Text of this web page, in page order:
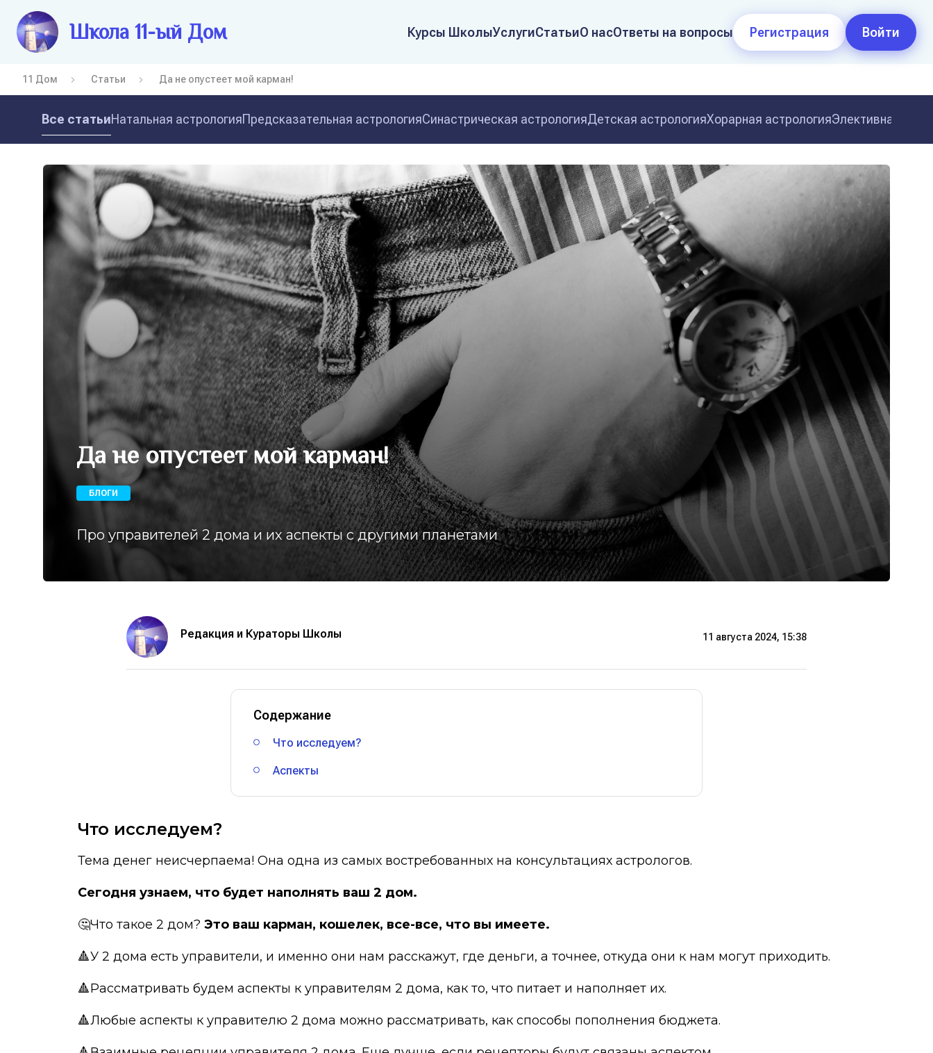
Школа 11-ый Дом Курсы ШколыУслугиСтатьиО насОтветы на вопросы Регистрация Войти
11 Дом Статьи Да не опустеет мой карман!
Все статьиНатальная астрологияПредсказательная астрологияСинастрическая астрологияДетская астрологияХорарная астрологияЭлективная
Да не опустеет мой карман!
БЛОГИ
Про управителей 2 дома и их аспекты с другими планетами
Редакция и Кураторы Школы 11 августа 2024, 15:38
Содержание
Что исследуем?
Аспекты
Что исследуем?
Тема денег неисчерпаема! Она одна из самых востребованных на консультациях астрологов.
Сегодня узнаем, что будет наполнять ваш 2 дом.
🤔Что такое 2 дом? Это ваш карман, кошелек, все-все, что вы имеете.
🔺У 2 дома есть управители, и именно они нам расскажут, где деньги, а точнее, откуда они к нам могут приходить.
🔺Рассматривать будем аспекты к управителям 2 дома, как то, что питает и наполняет их.
🔺Любые аспекты к управителю 2 дома можно рассматривать, как способы пополнения бюджета.